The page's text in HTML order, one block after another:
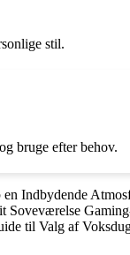
stil.
bruge efter behov.
en Indbydende
Soveværelse
til Valg af